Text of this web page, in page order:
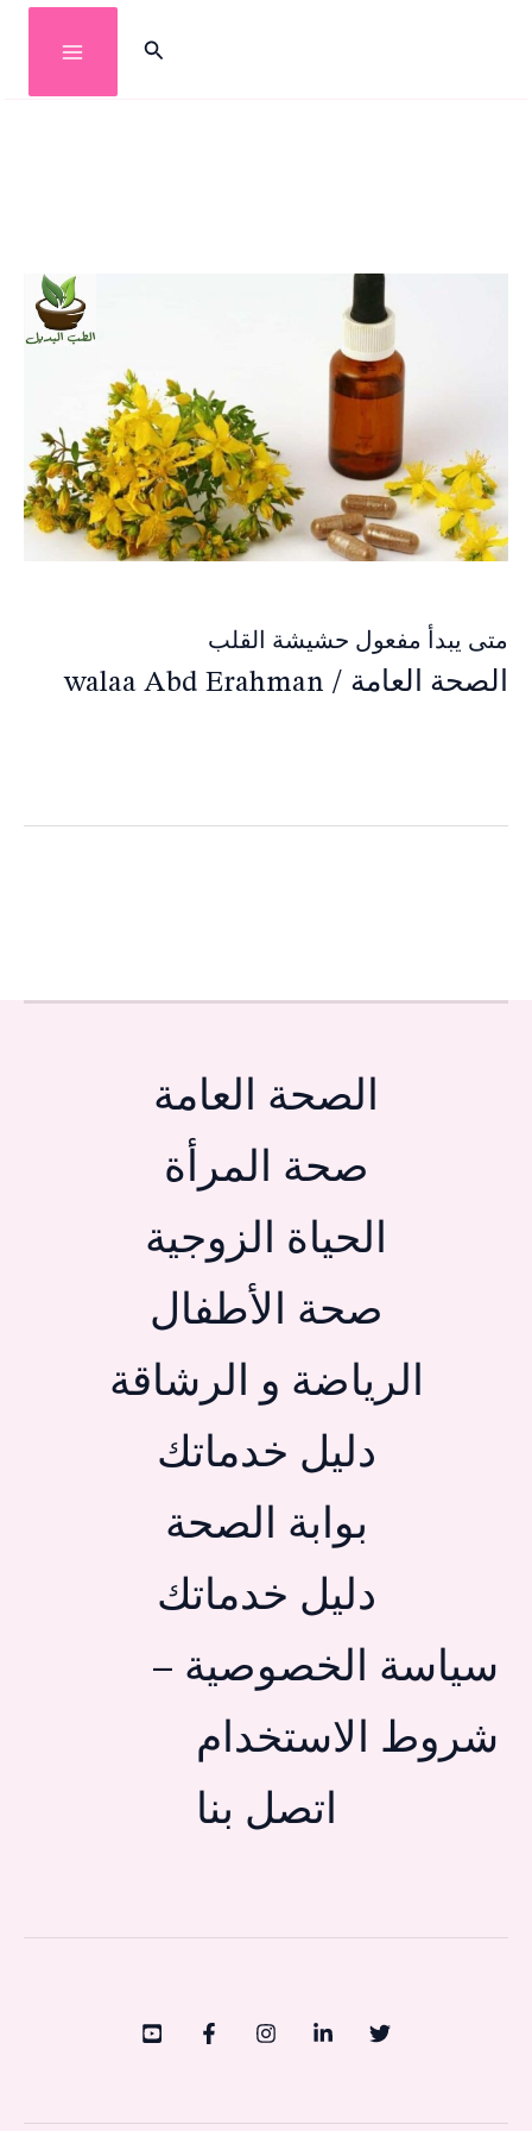
البحث
متى يبدأ مفعول حشيشة القلب
الصحة العامة /
walaa Abd Erahman
الصحة العامة
صحة المرأة
الحياة الزوجية
صحة الأطفال
الرياضة و الرشاقة
دليل خدماتك
بوابة الصحة
دليل خدماتك
سياسة الخصوصية –
شروط الاستخدام
اتصل بنا